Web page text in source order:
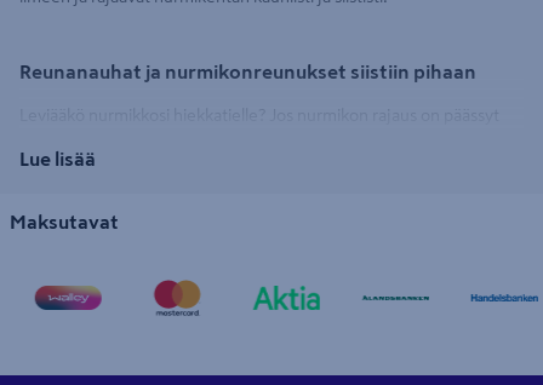
Reunanauhat ja nurmikonreunukset siistiin pihaan
hyvin kaikenlaiset sääolosuhteet, niin kesän helteet kuin talven
Lue lisää
Maksutavat